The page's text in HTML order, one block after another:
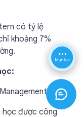
có tỷ lệ
khoảng 7%
học được công